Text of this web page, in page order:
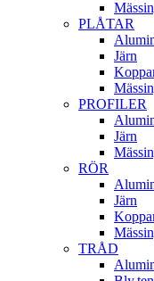
PLÅTAR
Järn
PROFILER
Järn
RÖR
Järn
TRÅD